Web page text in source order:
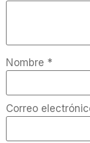
Nombre *
Correo